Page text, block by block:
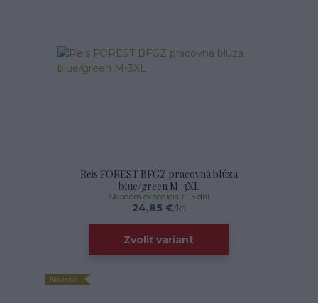
Reis FOREST BFGZ pracovná blúza
blue/green M-3XL
24,85 €/ks
Skladom expedícia 1 - 5 dní
Zvoliť variant
Novinka